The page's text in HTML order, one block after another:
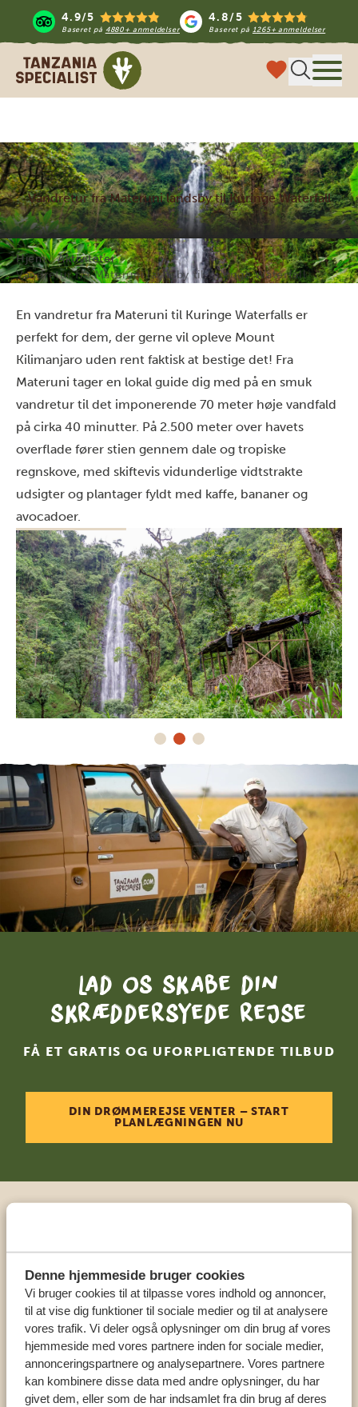
Denne hjemmeside bruger cookies
Vi bruger cookies til at tilpasse vores indhold og annoncer,
til at vise dig funktioner til sociale medier og til at analysere
vores trafik. Vi deler også oplysninger om din brug af vores
hjemmeside med vores partnere inden for sociale medier,
annonceringspartnere og analysepartnere. Vores partnere
kan kombinere disse data med andre oplysninger, du har
givet dem, eller som de har indsamlet fra din brug af deres
4.9/5
Baseret på 4880+ anmeldelser
4.8/5
Baseret på 1265+ anmeldelser
Tanzania Specialist
Vandretur fra Materuni landsby til Kuringe Waterfall
Hjem
Aktiviteter
Vandretur fra Materuni landsby til Kuringe Waterfall
En vandretur fra Materuni til Kuringe Waterfalls er
perfekt for dem, der gerne vil opleve Mount
Kilimanjaro uden rent faktisk at bestige det! Fra
Materuni tager en lokal guide dig med på en smuk
vandretur til det imponerende 70 meter høje vandfald
på cirka 40 minutter. På 2.500 meter over havets
overflade fører stien gennem dale og tropiske
regnskove, med skiftevis vidunderlige vidtstrakte
udsigter og plantager fyldt med kaffe, bananer og
avocadoer.
Lad os skabe din
skræddersyede rejse
FÅ ET GRATIS OG UFORPLIGTENDE TILBUD
DIN DRØMMEREJSE VENTER – START
PLANLÆGNINGEN NU
VORES SPECIALISTER SIDDER KLAR TIL AT
HJÆLPE DIG
DA:+4589878233
KONTAKT OS